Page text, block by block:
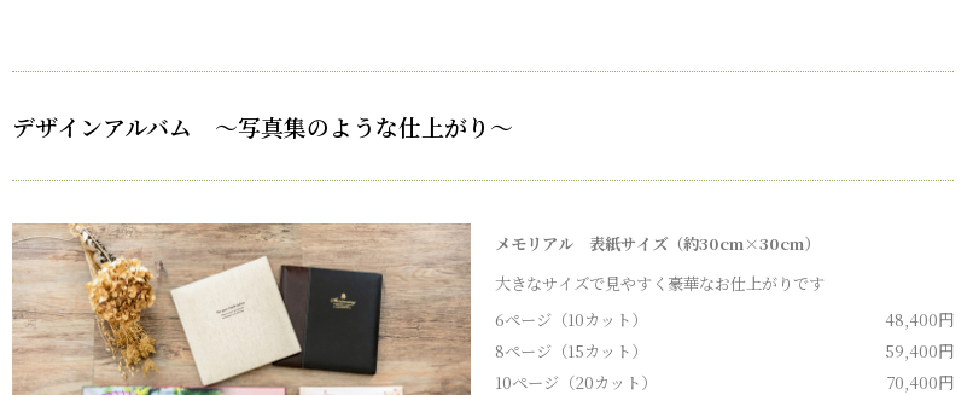
デザインアルバム ～写真集のような仕上がり～
メモリアル 表紙サイズ（約30cm×30cm）
大きなサイズで見やすく豪華なお仕上がりです
6ページ（10カット）
48,400円
8ページ（15カット）
59,400円
10ページ（20カット）
70,400円